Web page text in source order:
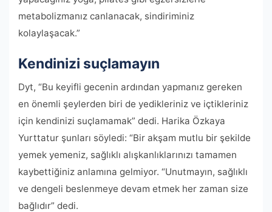
metabolizmanız canlanacak, sindiriminiz
kolaylaşacak.”
Kendinizi suçlamayın
Dyt, “Bu keyifli gecenin ardından yapmanız gereken
en önemli şeylerden biri de yedikleriniz ve içtikleriniz
için kendinizi suçlamamak” dedi. Harika Özkaya
Yurttatur şunları söyledi: “Bir akşam mutlu bir şekilde
yemek yemeniz, sağlıklı alışkanlıklarınızı tamamen
kaybettiğiniz anlamına gelmiyor. “Unutmayın, sağlıklı
ve dengeli beslenmeye devam etmek her zaman size
bağlıdır” dedi.